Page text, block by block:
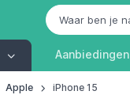
Aanbiedingen
Apple iPhone 15